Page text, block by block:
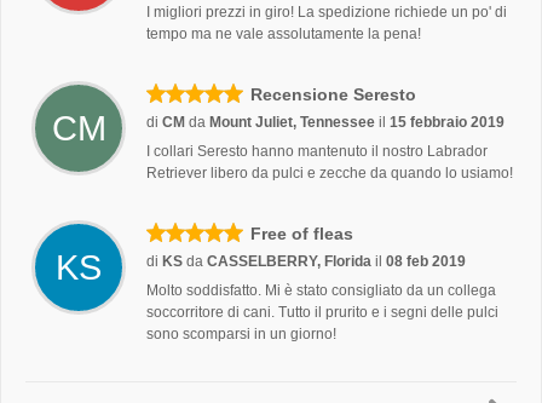
I migliori prezzi in giro! La spedizione richiede un po' di
tempo ma ne vale assolutamente la pena!
CM
Recensione Seresto
di CM da Mount Juliet, Tennessee il 15 febbraio 2019
I collari Seresto hanno mantenuto il nostro Labrador
Retriever libero da pulci e zecche da quando lo usiamo!
KS
Free of fleas
di KS da CASSELBERRY, Florida il 08 feb 2019
Molto soddisfatto. Mi è stato consigliato da un collega
soccorritore di cani. Tutto il prurito e i segni delle pulci
sono scomparsi in un giorno!